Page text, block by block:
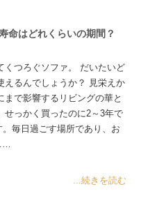
命はどれくらいの期間？
くつろぐソファ。 だいたいど
えるんでしょうか？ 見栄えか
まで影響するリビングの華と
せっかく買ったのに2～3年で
毎日過ごす場所であり、お
...続きを読む